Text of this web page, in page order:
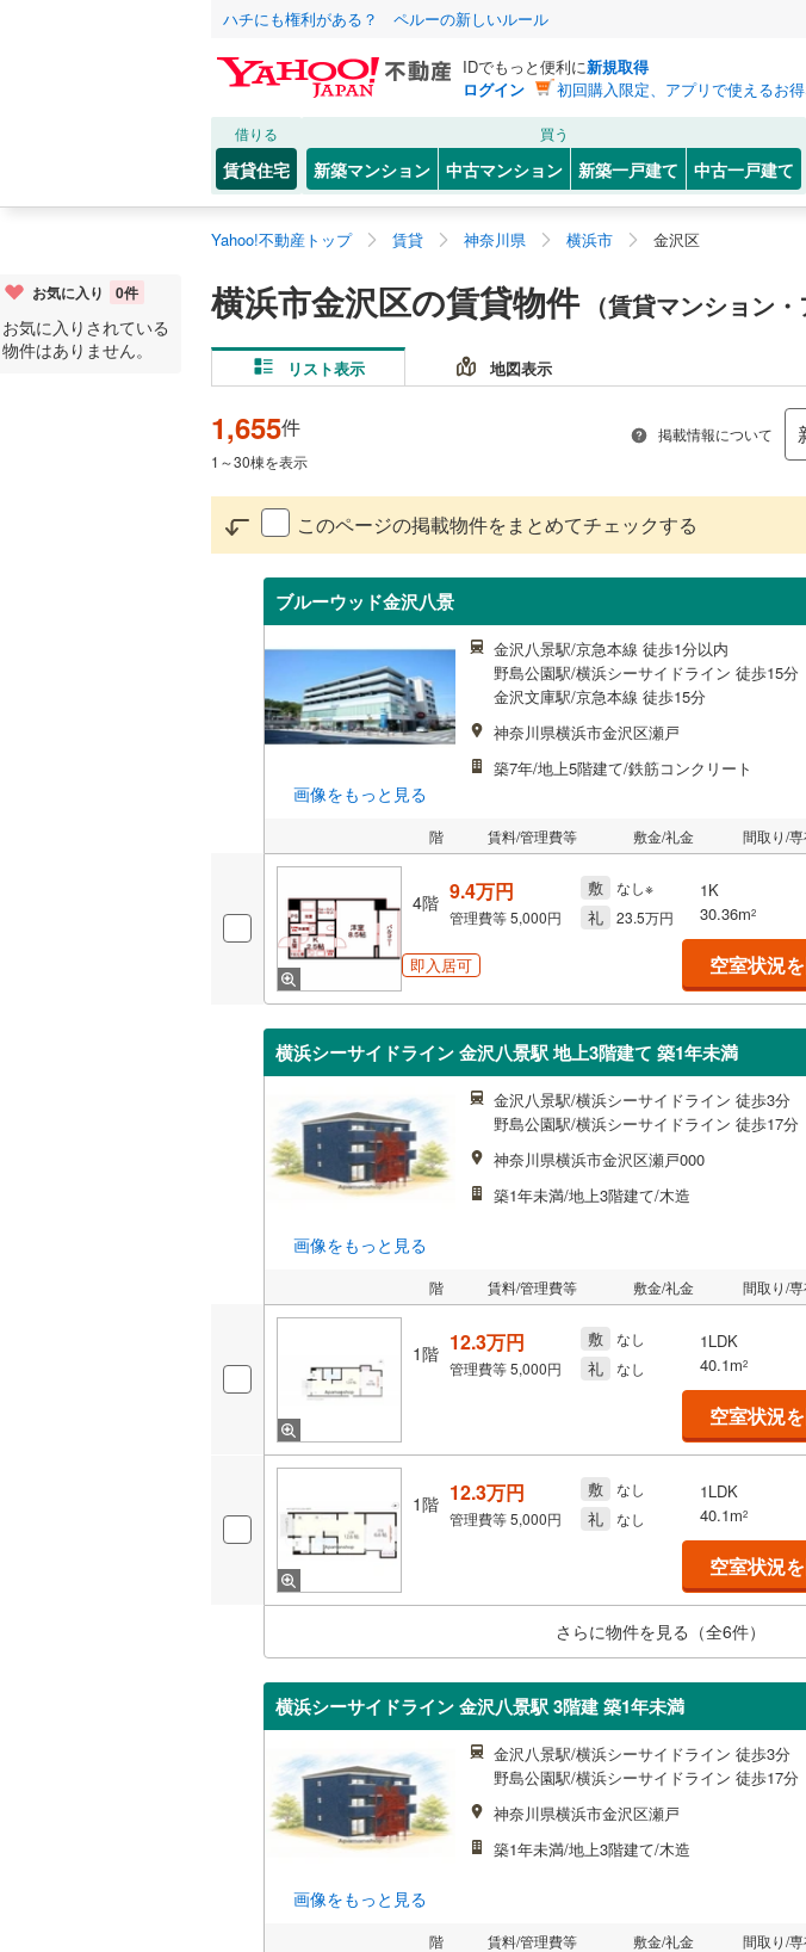
ハチにも権利がある？ ペルーの新しいルール
IDでもっと便利に新規取得
ログイン
初回購入限定、アプリで使えるお
借りる
賃貸住宅
買う
新築マンション 中古マンション 新築一戸建て 中古一戸建て
Yahoo!不動産トップ 賃貸 神奈川県 横浜市 金沢区
横浜市金沢区の賃貸物件 （賃貸マンション
リスト表示 地図表示
1,655件
1 ～30棟を表示
掲載情報について
このページの掲載物件をまとめてチェックする
ブルーウッド金沢八景
画像をもっと見る
金沢八景駅/京急本線 徒歩1分以内
野島公園駅/横浜シーサイドライン 徒歩15分
金沢文庫駅/京急本線 徒歩15分
神奈川県横浜市金沢区瀬戸
築7年/地上5階建て/鉄筋コンクリート
階 賃料/管理費等 敷金/礼金 間取り/
4階 9.4万円
管理費等5,000円
敷 なし※
礼 23.5万円
1K
30.36m2
即入居可 空室状況
横浜シーサイドライン 金沢八景駅 地上3階建て 築1年未満
画像をもっと見る
金沢八景駅/横浜シーサイドライン 徒歩3分
野島公園駅/横浜シーサイドライン 徒歩17分
神奈川県横浜市金沢区瀬戸000
築1年未満/地上3階建て/木造
階 賃料/管理費等 敷金/礼金 間取り/
1階 12.3万円
管理費等5,000円
敷 なし
礼 なし
1LDK
40.1m2
空室状況
1階 12.3万円
管理費等5,000円
敷 なし
礼 なし
1LDK
40.1m2
空室状況
さらに物件を見る（全6件）
横浜シーサイドライン 金沢八景駅 3階建 築1年未満
画像をもっと見る
金沢八景駅/横浜シーサイドライン 徒歩3分
野島公園駅/横浜シーサイドライン 徒歩17分
神奈川県横浜市金沢区瀬戸
築1年未満/地上3階建て/木造
階 賃料/管理費等 敷金/礼金 間取り/
お気に入り 0件
お気に入りされている
物件はありません。